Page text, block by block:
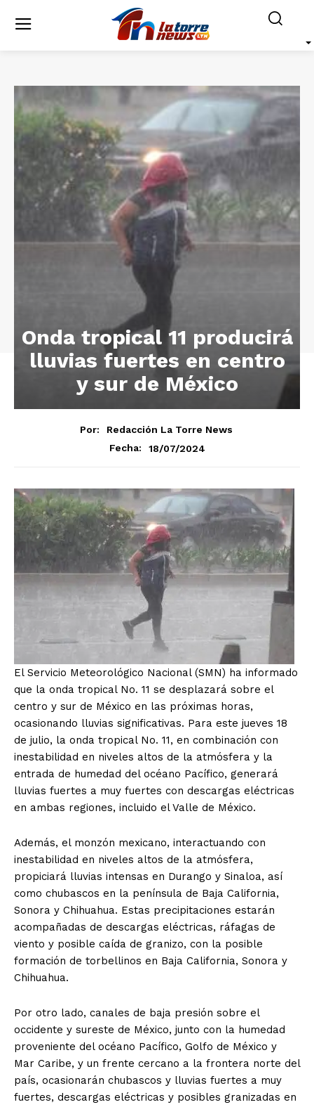
Onda tropical 11 producirá
lluvias fuertes en centro
y sur de México
Por:
Redacción La Torre News
Fecha:
18/07/2024
El Servicio Meteorológico Nacional (SMN) ha informado
que la onda tropical No. 11 se desplazará sobre el
centro y sur de México en las próximas horas,
ocasionando lluvias significativas. Para este jueves 18
de julio, la onda tropical No. 11, en combinación con
inestabilidad en niveles altos de la atmósfera y la
entrada de humedad del océano Pacífico, generará
lluvias fuertes a muy fuertes con descargas eléctricas
en ambas regiones, incluido el Valle de México.
Además, el monzón mexicano, interactuando con
inestabilidad en niveles altos de la atmósfera,
propiciará lluvias intensas en Durango y Sinaloa, así
como chubascos en la península de Baja California,
Sonora y Chihuahua. Estas precipitaciones estarán
acompañadas de descargas eléctricas, ráfagas de
viento y posible caída de granizo, con la posible
formación de torbellinos en Baja California, Sonora y
Chihuahua.
Por otro lado, canales de baja presión sobre el
occidente y sureste de México, junto con la humedad
proveniente del océano Pacífico, Golfo de México y
Mar Caribe, y un frente cercano a la frontera norte del
país, ocasionarán chubascos y lluvias fuertes a muy
fuertes, descargas eléctricas y posibles granizadas en